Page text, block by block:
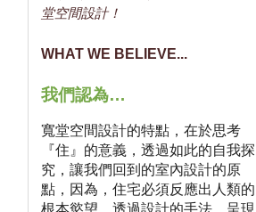
堂空間設計！
WHAT WE BELIEVE...
我們認為…
寬堂空間設計的特點，在於思考
『住』的意義，透過如此的自我探
究，讓我們回到的室內設計的原
點，因為，住宅必須反應出人類的
根本慾望，透過設計的手法，呈現